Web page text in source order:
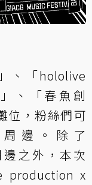
、「hololive
」、「春魚創
位，粉絲們可
邊。除了
邊之外，本次
production x